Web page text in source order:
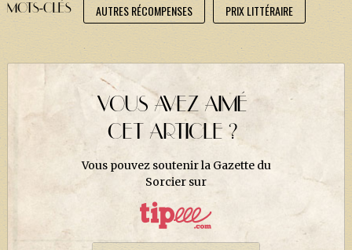
MOTS-CLÉS AUTRES RÉCOMPENSES PRIX LITTÉRAIRE
VOUS AVEZ AIMÉ
CET ARTICLE ?
Vous pouvez soutenir la Gazette du
Sorcier sur